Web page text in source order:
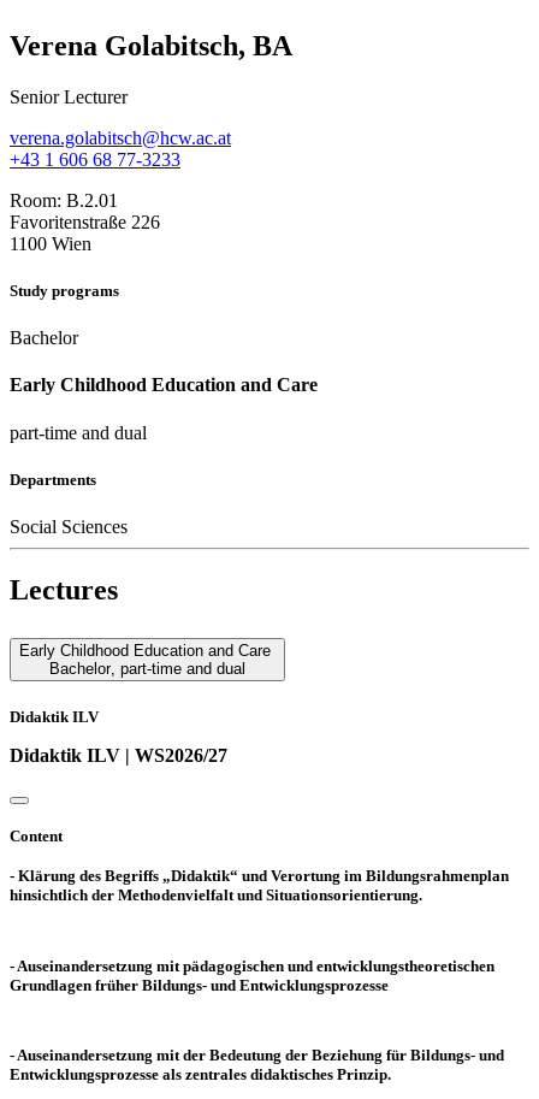
Verena Golabitsch, BA
Senior Lecturer
verena.golabitsch@hcw.ac.at
+43 1 606 68 77-3233
Room: B.2.01
Favoritenstraße 226
1100 Wien
Study programs
Bachelor
Early Childhood Education and Care
part-time and dual
Departments
Social Sciences
Lectures
Early Childhood Education and Care
Bachelor, part-time and dual
Didaktik ILV
Didaktik ILV | WS2026/27
Content
- Klärung des Begriffs „Didaktik“ und Verortung im Bildungsrahmenplan
hinsichtlich der Methodenvielfalt und Situationsorientierung.
- Auseinandersetzung mit pädagogischen und entwicklungstheoretischen
Grundlagen früher Bildungs- und Entwicklungsprozesse
- Auseinandersetzung mit der Bedeutung der Beziehung für Bildungs- und
Entwicklungsprozesse als zentrales didaktisches Prinzip.